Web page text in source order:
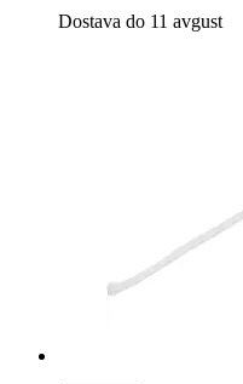
Dostava do 11 avgust